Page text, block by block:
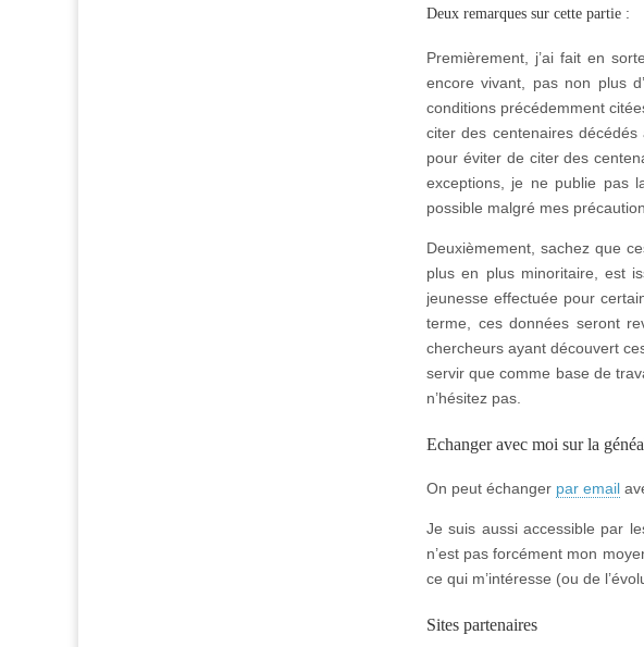
Deux remarques sur cette partie :
Premièrement, j’ai fait en
encore vivant, pas non plus
conditions précédemment
citer des centenaires
pour éviter de citer des
exceptions, je ne publie pas
possible malgré mes
Deuxièmement, sachez que
plus en plus minoritaire, est
jeunesse effectuée pour
terme, ces données seront
chercheurs ayant découvert
servir que comme base de
n’hésitez pas.
Echanger avec moi sur la
On peut échanger par email
Je suis aussi accessible par
n’est pas forcément mon
ce qui m’intéresse (ou de
Sites partenaires